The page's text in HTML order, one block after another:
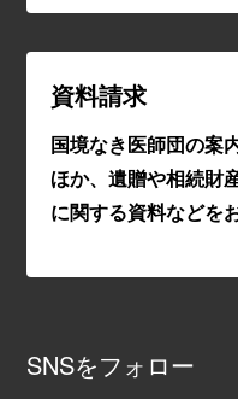
資料請求
国境なき医師団の案
ほか、遺贈や相続財
に関する資料などを
SNSをフォロー